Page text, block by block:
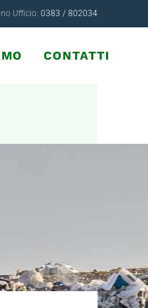
Ufficio: 0383 / 802034
CONTATTI